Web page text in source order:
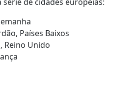
Países Baixos
Reino Unido